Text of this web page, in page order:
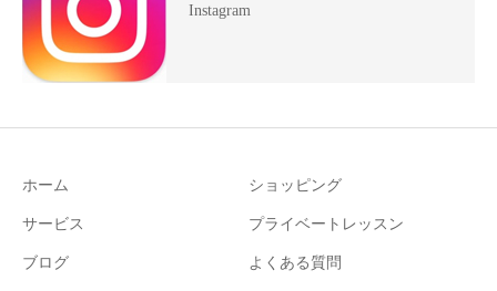
Instagram
ホーム ショッピング
サービス プライベートレッスン
ブログ よくある質問